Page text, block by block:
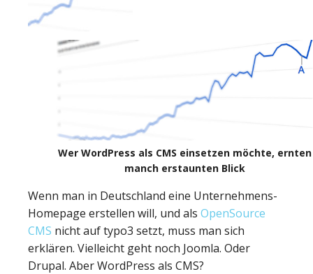
Wer WordPress als CMS einsetzen möchte, ernten
manch erstaunten Blick
Wenn man in Deutschland eine Unternehmens-
Homepage erstellen will, und als OpenSource
CMS nicht auf typo3 setzt, muss man sich
erklären. Vielleicht geht noch Joomla. Oder
Drupal. Aber WordPress als CMS?